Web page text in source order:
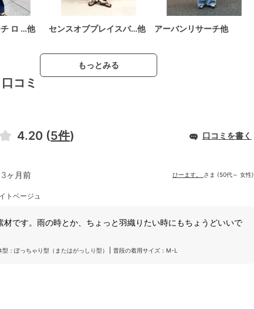
ロ …他 センスオブプレイスバ…他 アーバンリサーチ他
もっとみる
コミ
4.20 (5件) 口コミを書く
3ヶ月前 ひーます。 さま (50代～ 女性)
トベージュ
材です。雨の時とか、ちょっと羽織りたい時にもちょうどいいで
型：ぽっちゃり型（またはがっしり型） 普段の着用サイズ：M-L